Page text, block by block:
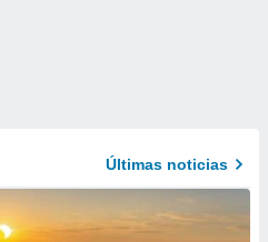
Últimas noticias